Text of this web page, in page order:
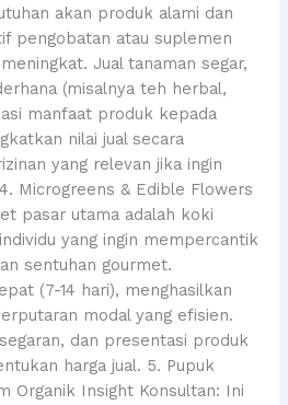
akan produk alami dan
pengobatan atau suplemen
Jual tanaman segar,
(misalnya teh herbal,
manfaat produk kepada
nilai jual secara
yang relevan jika ingin
Microgreens & Edible Flowers
pasar utama adalah koki
yang ingin mempercantik
sentuhan gourmet.
(7-14 hari), menghasilkan
modal yang efisien.
dan presentasi produk
harga jual. 5. Pupuk
Organik Insight Konsultan: Ini